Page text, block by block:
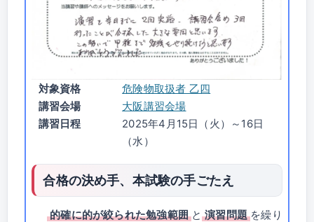
対象資格
危険物取扱者 乙四
講習会場
大阪講習会場
講習日程
2025年4月15日（火）～16日
（水）
合格の決め手、本試験の手ごたえ
的確に的が絞られた勉強範囲 と 演習問題 を繰り